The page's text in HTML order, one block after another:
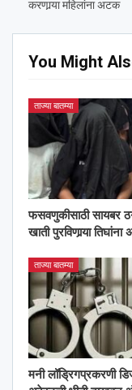
करणार्‍या महिलांना अटक
You Might
ताज्या बातम्या
फसवणुकीसाठी सायबर
खाती पुरविणार्‍या
ताज्या बातम्या
मनी लॉड्रिगप्रकरणी